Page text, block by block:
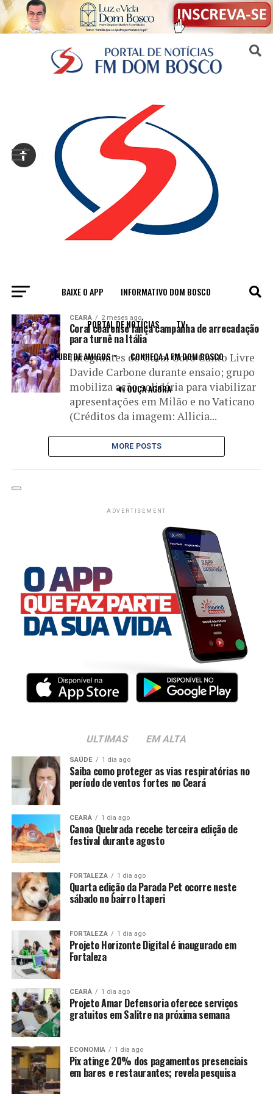
BAIXE O APP INFORMATIVO DOM BOSCO
PORTAL DE NOTÍCIAS TV
CLUBE DE AMIGOS CONHEÇA A FM DOM BOSCO
🔊 OUÇA AGORA
All posts tagged "custos"
CEARÁ 2 meses ago
Coral cearense lança campanha de arrecadação
para turnê na Itália
Integrantes do Coral Coro Canto Livre
Davide Carbone durante ensaio; grupo
mobiliza ação solidária para viabilizar
apresentações em Milão e no Vaticano
(Créditos da imagem: Allicia...
MORE POSTS
ADVERTISEMENT
ULTIMAS EM ALTA
SAÚDE 1 dia ago
Saiba como proteger as vias respiratórias no
período de ventos fortes no Ceará
CEARÁ 1 dia ago
Canoa Quebrada recebe terceira edição de
festival durante agosto
FORTALEZA 1 dia ago
Quarta edição da Parada Pet ocorre neste
sábado no bairro Itaperi
FORTALEZA 1 dia ago
Projeto Horizonte Digital é inaugurado em
Fortaleza
CEARÁ 1 dia ago
Projeto Amar Defensoria oferece serviços
gratuitos em Salitre na próxima semana
ECONOMIA 1 dia ago
Pix atinge 20% dos pagamentos presenciais
em bares e restaurantes; revela pesquisa
Sair da versão mobile